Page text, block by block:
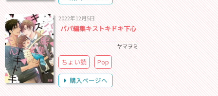
2022年12月5日
パパ編集キストキドキ下心
ヤマヲミ
ちょい読
Pop
購入ページへ